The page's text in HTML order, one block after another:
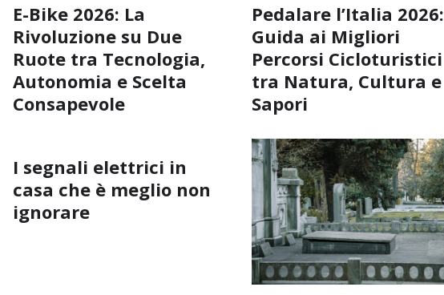
E-Bike 2026: La
Rivoluzione su Due
Ruote tra Tecnologia,
Autonomia e Scelta
Consapevole
Pedalare l’Italia 2026:
Guida ai Migliori
Percorsi Cicloturistici
tra Natura, Cultura e
Sapori
I segnali elettrici in
casa che è meglio non
ignorare